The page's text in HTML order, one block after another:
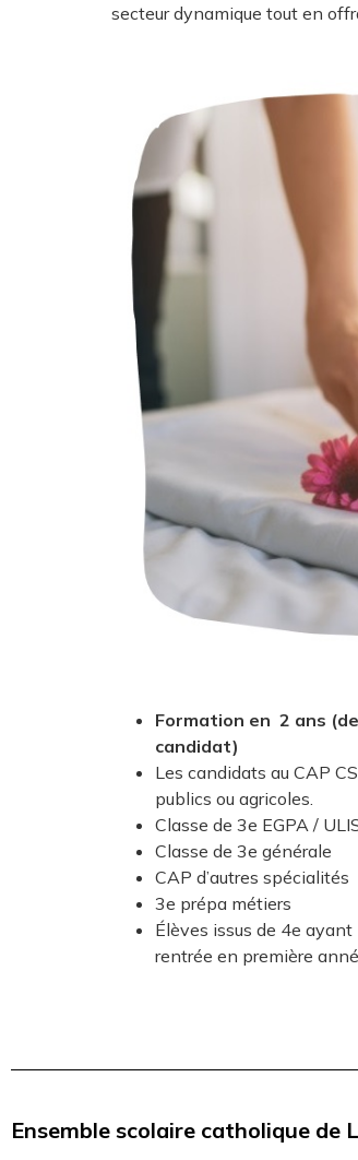
secteur dynamique tout en
Formation en 2 ans
candidat)
Les candidats au CAP
publics ou agricoles.
Classe de 3e EGPA /
Classe de 3e générale
CAP d’autres spécialités
3e prépa métiers
Élèves issus de 4e
rentrée en première
Ensemble scolaire catholique de